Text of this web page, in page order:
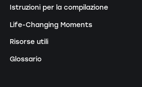
Istruzioni per la compilazione
Life-Changing Moments
Risorse utili
Glossario